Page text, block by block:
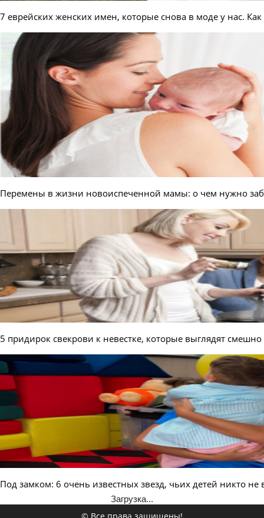
7 еврейских женских имен, которые снова в моде у нас.
Перемены в жизни новоиспеченной мамы: о чем нужно
5 придирок свекрови к невестке, которые выглядят
Под замком: 6 очень известных звезд, чьих детей никто не
Загрузка...